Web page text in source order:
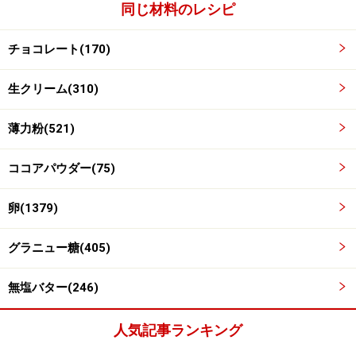
3
チョコレート、生クリーム、バターを合わせて溶か
し、加える
耐熱性のガラスなどのボウルに、チョコレート、生クリ
ーム、バターを入れ、電子レンジ(600w)で1分30秒かけ
同じ材料のレシピ
チョコレート(170)
生クリーム(310)
薄力粉(521)
ココアパウダー(75)
卵(1379)
グラニュー糖(405)
無塩バター(246)
人気記事ランキング